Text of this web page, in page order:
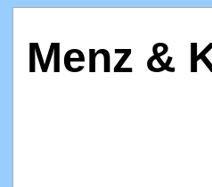
Menz &